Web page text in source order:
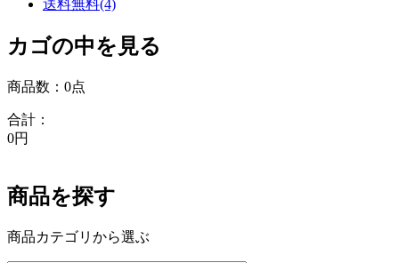
送料無料(4)
カゴの中を見る
商品数：0点
合計：
0円
商品を探す
商品カテゴリから選ぶ